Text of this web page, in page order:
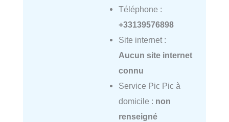
Téléphone :
+33139576898
Site internet :
Aucun site internet
connu
Service Pic Pic à
domicile : non
renseigné